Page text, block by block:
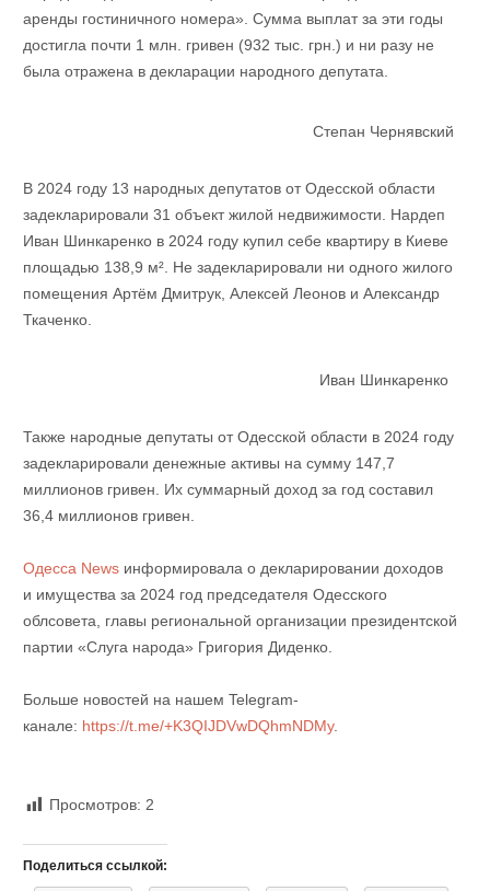
аренды гостиничного номера». Сумма выплат за эти годы
достигла почти 1 млн. гривен (932 тыс. грн.) и ни разу не
была отражена в декларации народного депутата.
Степан Чернявский
В 2024 году 13 народных депутатов от Одесской области
задекларировали 31 объект жилой недвижимости. Нардеп
Иван Шинкаренко в 2024 году купил себе квартиру в Киеве
площадью 138,9 м². Не задекларировали ни одного жилого
помещения Артём Дмитрук, Алексей Леонов и Александр
Ткаченко.
Иван Шинкаренко
Также народные депутаты от Одесской области в 2024 году
задекларировали денежные активы на сумму 147,7
миллионов гривен. Их суммарный доход за год составил
36,4 миллионов гривен.
Одесса Newsинформировала о декларировании доходов
и имущества за 2024 год председателя Одесского
облсовета, главы региональной организации президентской
партии «Слуга народа» Григория Диденко.
Больше новостей на нашем Telegram-
канале: https://t.me/+K3QIJDVwDQhmNDMy.
Просмотров: 2
Поделиться ссылкой: